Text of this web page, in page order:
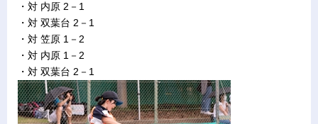
・対 内原 2－1
・対 双葉台 2－1
・対 笠原 1－2
・対 内原 1－2
・対 双葉台 2－1